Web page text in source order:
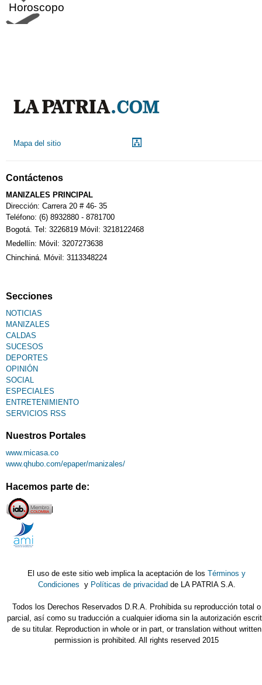
Horoscopo
Calendario Tributario
Sudoku
Mapa del sitio
Contáctenos
MANIZALES PRINCIPAL
Dirección: Carrera 20 # 46- 35
Teléfono: (6) 8932880 - 8781700
Bogotá. Tel: 3226819 Móvil: 3218122468
Medellín: Móvil: 3207273638
Chinchiná. Móvil: 3113348224
Secciones
NOTICIAS
MANIZALES
CALDAS
SUCESOS
DEPORTES
OPINIÓN
SOCIAL
ESPECIALES
ENTRETENIMIENTO
SERVICIOS RSS
Nuestros Portales
www.micasa.co
www.qhubo.com/epaper/manizales/
Hacemos parte de:
El uso de este sitio web implica la aceptación de losTérminos y
Condiciones y Políticas de privacidad de LA PATRIA S.A.
Todos los Derechos Reservados D.R.A. Prohibida su reproducción total o
parcial, así como su traducción a cualquier idioma sin la autorización
de su titular. Reproduction in whole or in part, or translation without written
permission is prohibited. All rights reserved 2015